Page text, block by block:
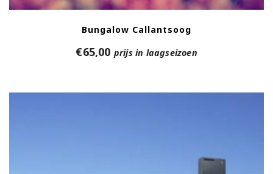
Bungalow Callantsoog
€65,00 prijs in laagseizoen